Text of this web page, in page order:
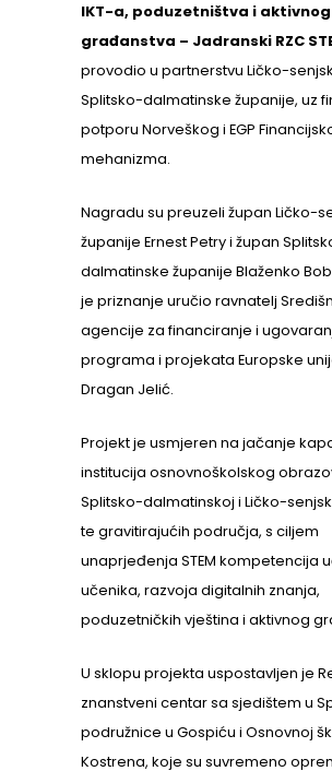
IKT-a, poduzetništva i aktivnog
građanstva – Jadranski RZC
provodio u partnerstvu Ličko-
Splitsko-dalmatinske županije, uz
potporu Norveškog i EGP
mehanizma.
Nagradu su preuzeli župan Ličko-
županije Ernest Petry i župan
dalmatinske županije Blaženko
je priznanje uručio ravnatelj
agencije za financiranje i
programa i projekata Europske
Dragan Jelić.
Projekt je usmjeren na jačanje
institucija osnovnoškolskog
Splitsko-dalmatinskoj i Ličko-
te gravitirajućih područja, s ciljem
unaprjeđenja STEM kompetencija
učenika, razvoja digitalnih znanja,
poduzetničkih vještina i aktivnog
U sklopu projekta uspostavljen je
znanstveni centar sa sjedištem u
podružnice u Gospiću i Osnovnoj
Kostrena, koje su suvremeno